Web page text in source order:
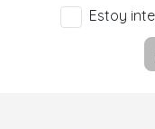
Estoy